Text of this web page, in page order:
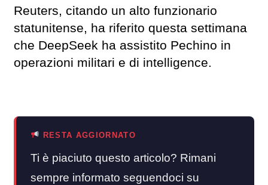
Reuters, citando un alto funzionario
statunitense, ha riferito questa settimana
che DeepSeek ha assistito Pechino in
operazioni militari e di intelligence.
RESTA AGGIORNATO
Ti è piaciuto questo articolo? Rimani
sempre informato seguendoci su